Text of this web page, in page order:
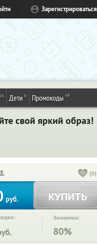
Зарегистрироваться
16 Дети 6 Промокоды 49
свой яркий образ!
(0)
руб. КУПИТЬ
Экономия:
80%